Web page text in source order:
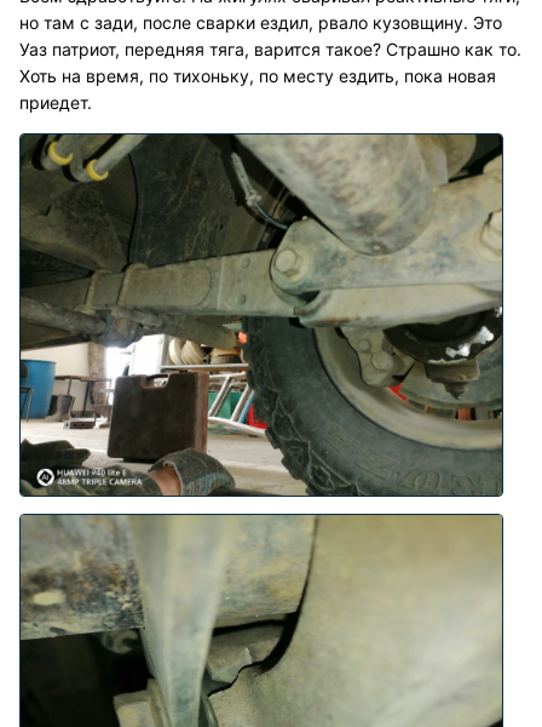
но там с зади, после сварки ездил, рвало кузовщину. Это
Уаз патриот, передняя тяга, варится такое? Страшно как то.
Хоть на время, по тихоньку, по месту ездить, пока новая
приедет.